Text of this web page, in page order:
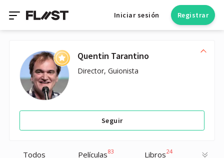
Iniciar sesión Registrar
Quentin Tarantino
Director, Guionista
Seguir
Todos Películas83 Libros24